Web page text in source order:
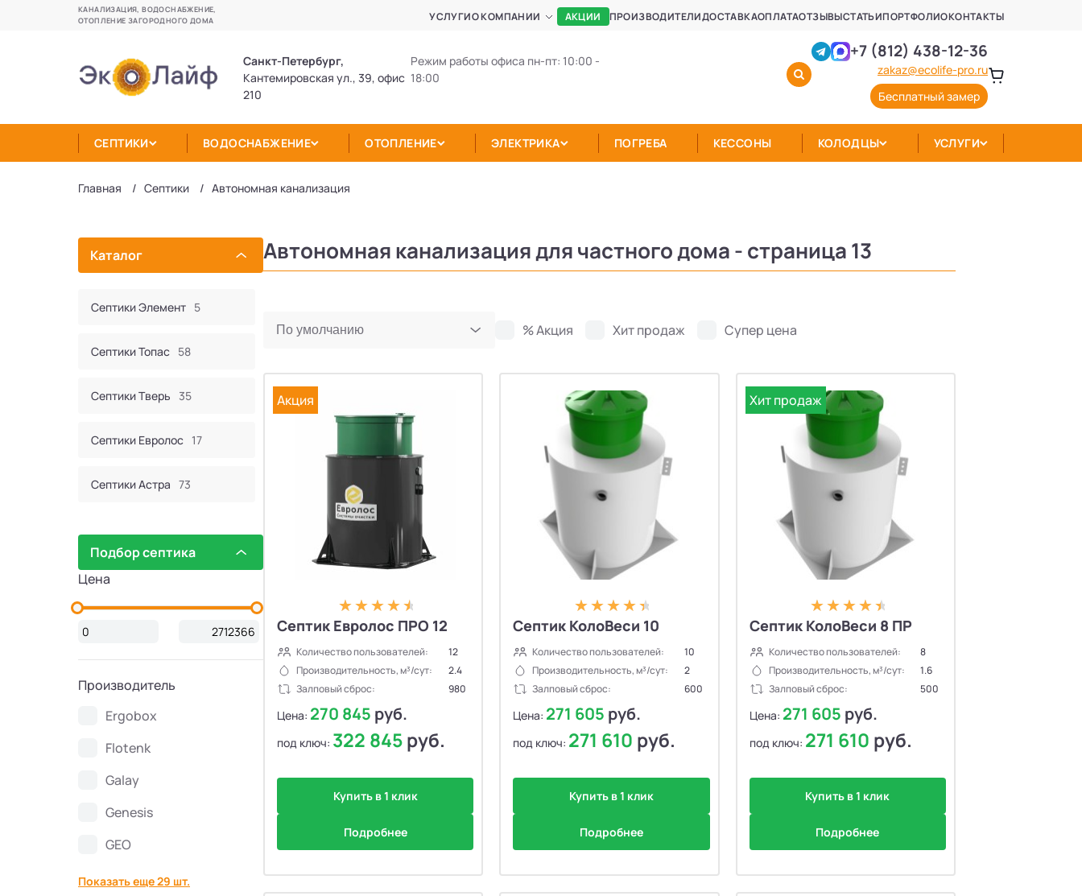
КАНАЛИЗАЦИЯ, ВОДОСНАБЖЕНИЕ,
ОТОПЛЕНИЕ ЗАГОРОДНОГО ДОМА
УСЛУГИО КОМПАНИИ АКЦИИ ПРОИЗВОДИТЕЛИДОСТАВКАОПЛАТАОТЗЫВЫСТАТЬИПОРТФОЛИОКОНТАКТЫ
Санкт-Петербург,
Кантемировская ул., 39, офис
210
Режим работы офиса пн-пт: 10:00 -
18:00
+7 (812) 438-12-36
zakaz@ecolife-pro.ru
Бесплатный замер
СЕПТИКИ ВОДОСНАБЖЕНИЕ ОТОПЛЕНИЕ ЭЛЕКТРИКА ПОГРЕБА КЕССОНЫ КОЛОДЦЫ УСЛУГИ
Главная Септики Автономная канализация
Каталог
Септики Элемент 5
Септики Топас 58
Септики Тверь 35
Септики Евролос 17
Септики Астра 73
Септики КИТ 44
Септики Bunker 2
Септики Топаэро
Септики SANI
Септики GEO 6
Подбор септика
Цена
Производитель
Ergobox
Flotenk
Galay
Genesis
GEO
Показать еще 29 шт.
Автономная канализация для частного дома - страница 13
% Акция Хит продаж Супер цена
Акция
Септик Евролос ПРО 12
Количество пользователей:
12
Производительность, м³/сут:
2.4
Залповый сброс:
980
Цена: 270 845 руб.
под ключ: 322 845руб.
Купить в 1 клик
Подробнее
Септик КолоВеси 10
Количество пользователей:
10
Производительность, м³/сут:
2
Залповый сброс:
600
Цена: 271 605 руб.
под ключ: 271 610 руб.
Купить в 1 клик
Подробнее
Хит продаж
Септик КолоВеси 8 ПР
Количество пользователей:
8
Производительность, м³/сут:
1.6
Залповый сброс:
500
Цена: 271 605 руб.
под ключ: 271 610 руб.
Купить в 1 клик
Подробнее